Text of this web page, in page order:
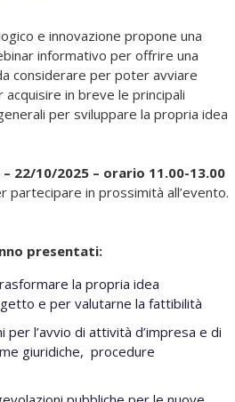
e innovazione propone una
informativo per offrire una
considerare per poter avviare
in breve le principali
per sviluppare la propria idea
22/10/2025 – orario 11.00-13.00
partecipare in prossimità all’evento.
presentati:
la propria idea
e per valutarne la fattibilità
per l’avvio di attività d’impresa e di
giuridiche, procedure